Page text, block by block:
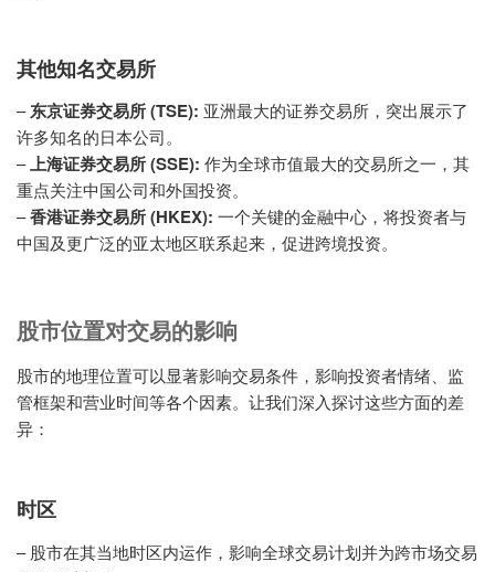
其他知名交易所
–东京证券交易所 (TSE): 亚洲最大的证券交易所，突出展示了
许多知名的日本公司。
–上海证券交易所 (SSE): 作为全球市值最大的交易所之一，其
重点关注中国公司和外国投资。
–香港证券交易所 (HKEX): 一个关键的金融中心，将投资者与
中国及更广泛的亚太地区联系起来，促进跨境投资。
股市位置对交易的影响
股市的地理位置可以显著影响交易条件，影响投资者情绪、监
管框架和营业时间等各个因素。让我们深入探讨这些方面的差
异：
时区
– 股市在其当地时区内运作，影响全球交易计划并为跨市场交易